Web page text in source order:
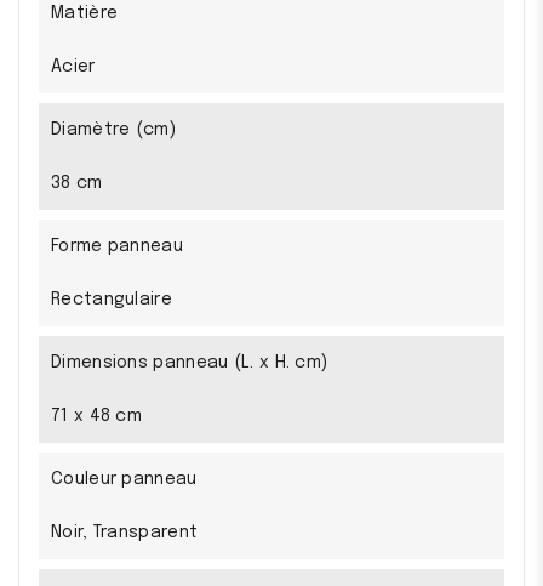
Matière
Acier
Diamètre (cm)
38 cm
Forme panneau
Rectangulaire
Dimensions panneau (L. x H. cm)
71 x 48 cm
Couleur panneau
Noir, Transparent